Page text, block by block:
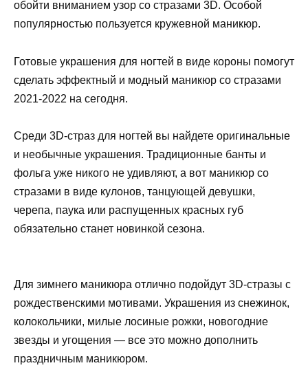
обойти вниманием узор со стразами 3D. Особой
популярностью пользуется кружевной маникюр.
Готовые украшения для ногтей в виде короны помогут
сделать эффектный и модный маникюр со стразами
2021-2022 на сегодня.
Среди 3D-страз для ногтей вы найдете оригинальные
и необычные украшения. Традиционные банты и
фольга уже никого не удивляют, а вот маникюр со
стразами в виде кулонов, танцующей девушки,
черепа, паука или распущенных красных губ
обязательно станет новинкой сезона.
Для зимнего маникюра отлично подойдут 3D-стразы с
рождественскими мотивами. Украшения из снежинок,
колокольчики, милые лосиные рожки, новогодние
звезды и угощения — все это можно дополнить
праздничным маникюром.